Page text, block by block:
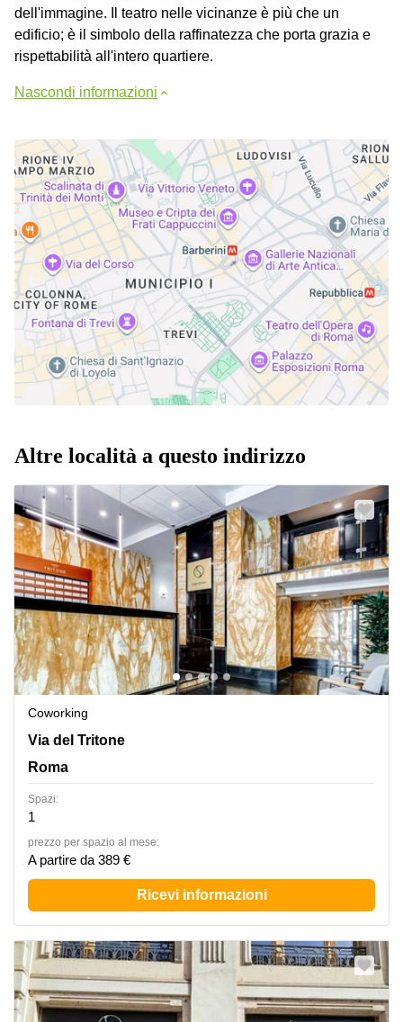
dell'immagine. Il teatro nelle vicinanze è più che un
edificio; è il simbolo della raffinatezza che porta grazia e
rispettabilità all'intero quartiere.
Nascondi informazioni
Altre località a questo indirizzo
Coworking
Via del Tritone 132, Roma
Via del Tritone
Roma
Spazi:
1
prezzo per spazio al mese:
A partire da 389 €
Ricevi informazioni